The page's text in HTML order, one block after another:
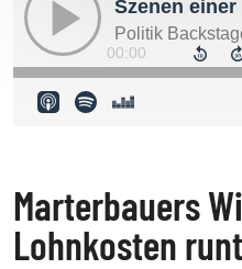
Marterbauers
Lohnkosten